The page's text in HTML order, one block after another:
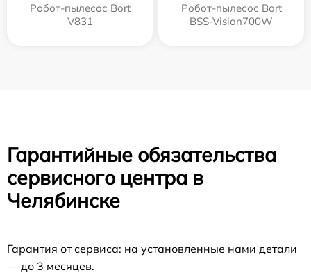
Робот-пылесос Bort
V831
Робот-пылесос Bort
BSS-Vision700W
Гарантийные обязательства
сервисного центра в
Челябинске
Гарантия от сервиса: на установленные нами детали
— до 3 месяцев.